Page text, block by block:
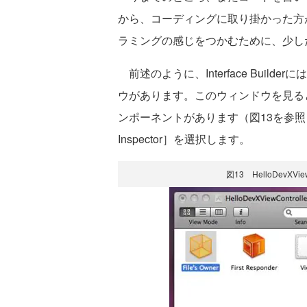
から、コーディングに取り掛かった
ラミングの感じをつかむために、少
前述のように、Interface Builderに
ウがあります。このウィンドウを見
ンポーネントがあります（図13を参
Inspector］を選択します。
図13